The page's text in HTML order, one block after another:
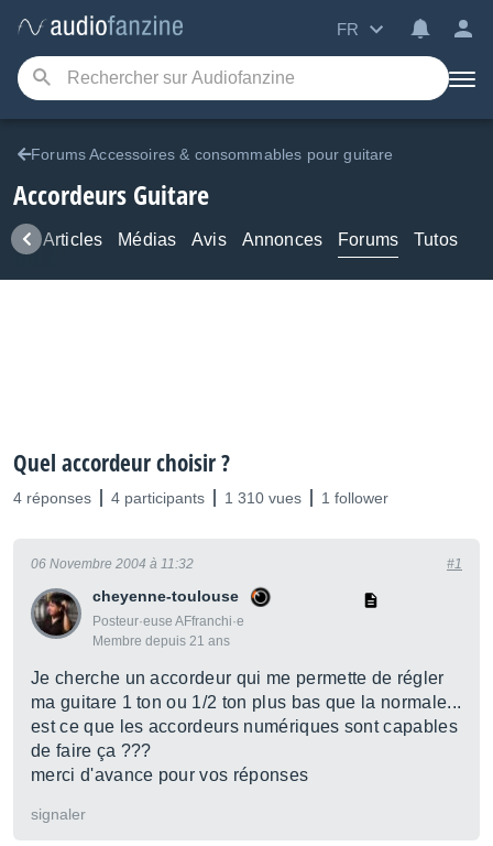
FR
Forums Accessoires & consommables pour guitare
Accordeurs Guitare
Articles Médias Avis Annonces Forums Tutos
Quel accordeur choisir ?
4 réponses 4 participants 1 310 vues 1 follower
cheyenne-toulouse
Posteur·euse AFfranchi·e
Membre depuis 21 ans
06 Novembre 2004 à 11:32 #1
Je cherche un accordeur qui me permette de régler
ma guitare 1 ton ou 1/2 ton plus bas que la normale...
est ce que les accordeurs numériques sont capables
de faire ça ???
merci d'avance pour vos réponses
signaler